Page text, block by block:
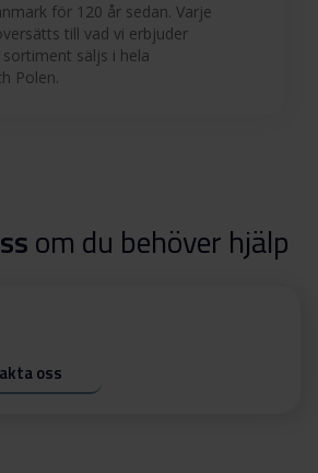
för 120 år sedan. Varje
till vad vi erbjuder
sortiment säljs i hela
Polen.
om du behöver hjälp
oss